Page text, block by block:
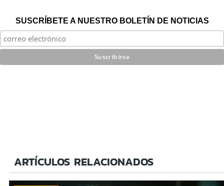
SUSCRÍBETE A NUESTRO BOLETÍN DE NOTICIAS
ARTÍCULOS RELACIONADOS